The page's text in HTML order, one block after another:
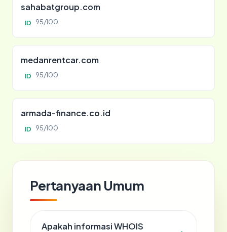
sahabatgroup.com
ID 95/100
medanrentcar.com
ID 95/100
armada-finance.co.id
ID 95/100
Pertanyaan Umum
Apakah informasi WHOIS